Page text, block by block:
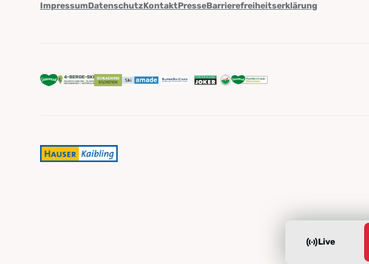
Live
ImpressumDatenschutzKontaktPresseBarrierefreiheitserklärung